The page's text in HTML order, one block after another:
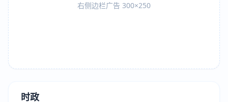
右侧边栏广告 300×250
时政